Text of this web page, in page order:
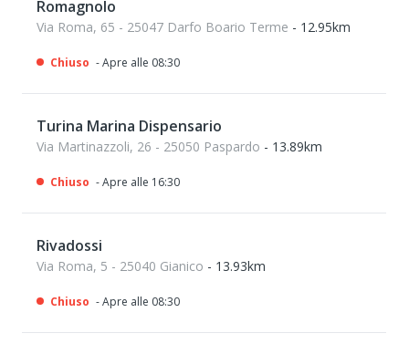
Romagnolo
Via Roma, 65 - 25047 Darfo Boario Terme - 12.95km
Chiuso - Apre alle 08:30
Turina Marina Dispensario
Via Martinazzoli, 26 - 25050 Paspardo - 13.89km
Chiuso - Apre alle 16:30
Rivadossi
Via Roma, 5 - 25040 Gianico - 13.93km
Chiuso - Apre alle 08:30